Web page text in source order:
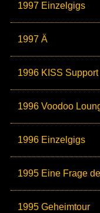
1997 Einzelgigs
1997 Ä
1996 KISS Support
1996 Voodoo
1996 Einzelgigs
1995 Eine Frage
1995 Geheimtour